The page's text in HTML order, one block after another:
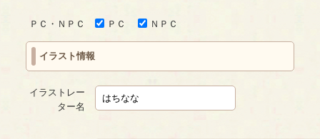
ＰＣ・ＮＰＣ ＰＣ ＮＰＣ
イラスト情報
イラストレー
ター名